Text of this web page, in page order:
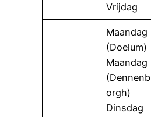
Vrijdag
Maandag
(Doelum)
Maandag
(Dennenb
orgh)
Dinsdag